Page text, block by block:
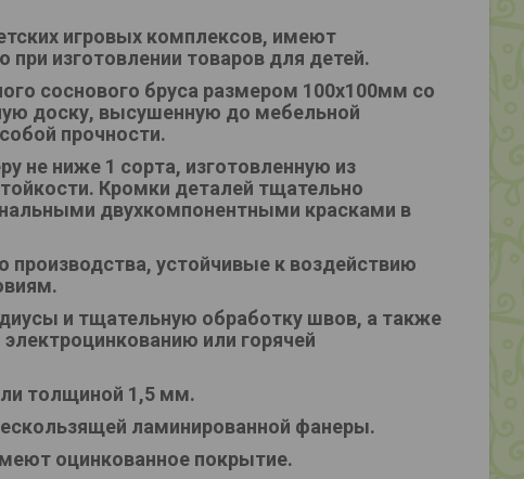
игровых комплексов, имеют
изготовлении товаров для детей.
соснового бруса размером 100х100мм со
доску, высушенную до мебельной
прочности.
не ниже 1 сорта, изготовленную из
Кромки деталей тщательно
двухкомпонентными красками в
устойчивые к воздействию
и тщательную обработку швов, а также
или горячей
толщиной 1,5 мм.
ламинированной фанеры.
оцинкованное покрытие.